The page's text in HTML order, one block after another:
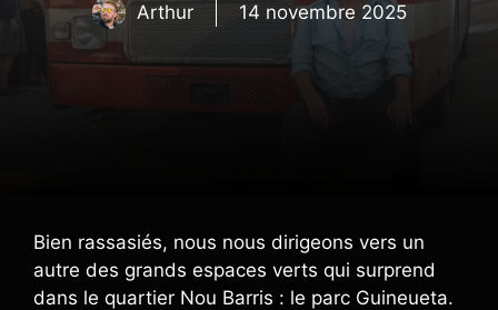
Arthur 14 novembre 2025
Bien rassasiés, nous nous dirigeons vers un
autre des grands espaces verts qui surprend
dans le quartier Nou Barris : le parc Guineueta.